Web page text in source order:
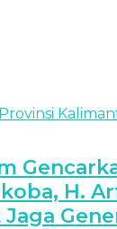
H.